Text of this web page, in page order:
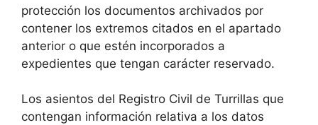
protección los documentos archivados por
contener los extremos citados en el apartado
anterior o que estén incorporados a
expedientes que tengan carácter reservado.
Los asientos del Registro Civil de Turrillas que
contengan información relativa a los datos